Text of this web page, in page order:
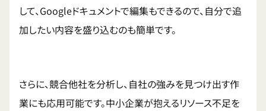
して、Googleドキュメントで編集もできるので、自分で追
加したい内容を盛り込むのも簡単です。
さらに、競合他社を分析し、自社の強みを見つけ出す作
業にも応用可能です。中小企業が抱えるリソース不足を